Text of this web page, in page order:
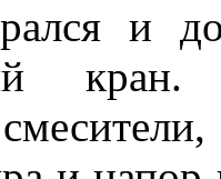
и
кран.